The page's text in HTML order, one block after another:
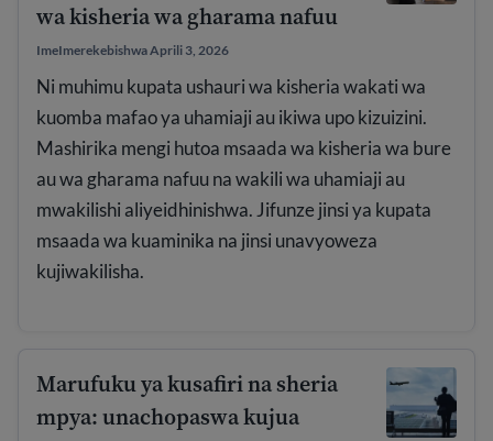
wa kisheria wa gharama nafuu
ImeImerekebishwa Aprili 3, 2026
Ni muhimu kupata ushauri wa kisheria wakati wa
kuomba mafao ya uhamiaji au ikiwa upo kizuizini.
Mashirika mengi hutoa msaada wa kisheria wa bure
au wa gharama nafuu na wakili wa uhamiaji au
mwakilishi aliyeidhinishwa. Jifunze jinsi ya kupata
msaada wa kuaminika na jinsi unavyoweza
kujiwakilisha.
Marufuku ya kusafiri na sheria
mpya: unachopaswa kujua